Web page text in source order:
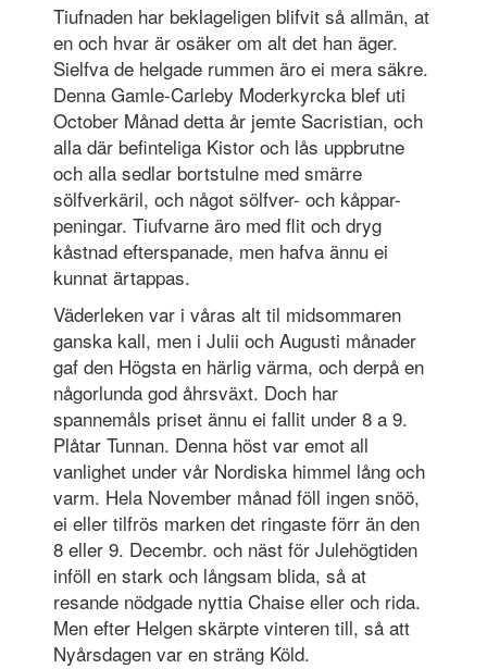
Tiufnaden har beklageligen blifvit så allmän, at
en och hvar är osäker om alt det han äger.
Sielfva de helgade rummen äro ei mera säkre.
Denna Gamle-Carleby Moderkyrcka blef uti
October Månad detta år jemte Sacristian, och
alla där befinteliga Kistor och lås uppbrutne
och alla sedlar bortstulne med smärre
sölfverkäril, och något sölfver- och kåppar-
peningar. Tiufvarne äro med flit och dryg
kåstnad efterspanade, men hafva ännu ei
kunnat ärtappas.
Väderleken var i våras alt til midsommaren
ganska kall, men i Julii och Augusti månader
gaf den Högsta en härlig värma, och derpå en
någorlunda god åhrsväxt. Doch har
spannemåls priset ännu ei fallit under 8 a 9.
Plåtar Tunnan. Denna höst var emot all
vanlighet under vår Nordiska himmel lång och
varm. Hela November månad föll ingen snöö,
ei eller tilfrös marken det ringaste förr än den
8 eller 9. Decembr. och näst för Julehögtiden
inföll en stark och långsam blida, så at
resande nödgade nyttia Chaise eller och rida.
Men efter Helgen skärpte vinteren till, så att
Nyårsdagen var en sträng Köld.